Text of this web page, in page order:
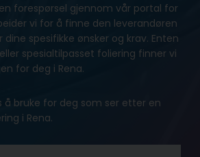
forespørsel gjennom vår portal for
vi for å finne den leverandøren
spesifikke ønsker og krav. Enten
spesialtilpasset foliering finner vi
for deg i Rena.
å bruke for deg som ser etter en
i Rena.